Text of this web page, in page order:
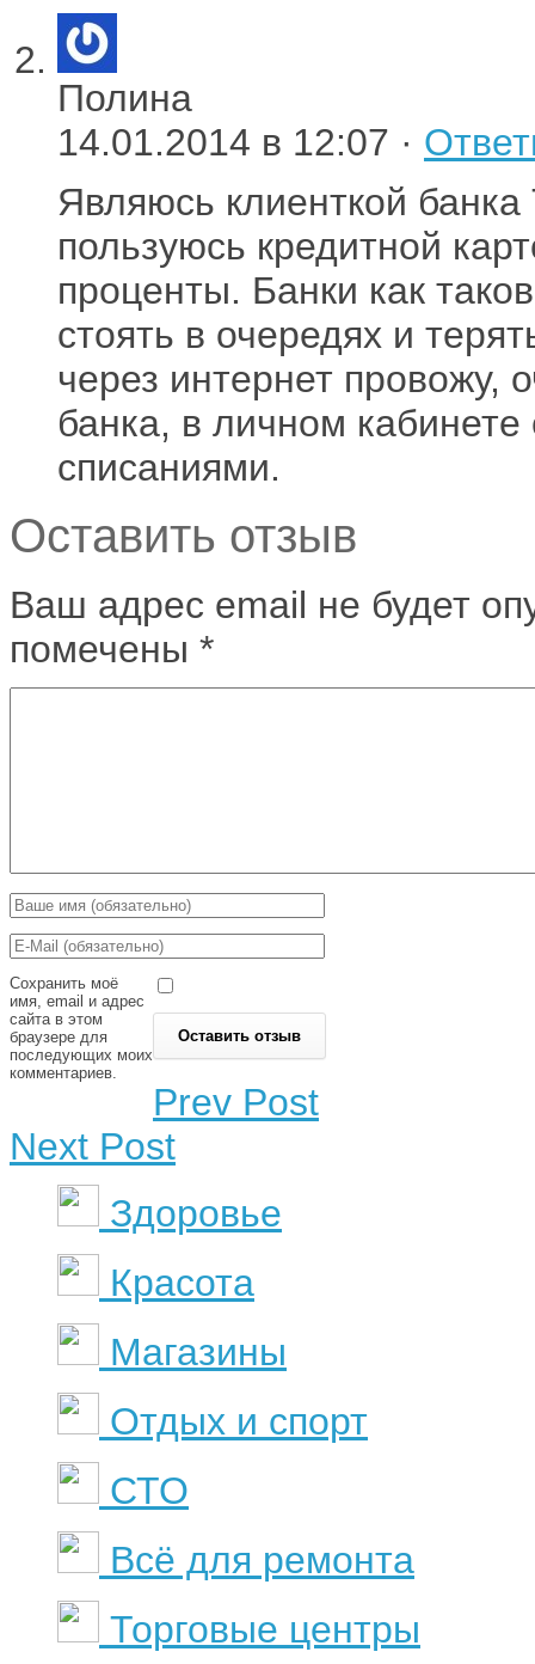
Полина
14.01.2014 в 12:07 ·
Являюсь клиенткой
пользуюсь кредитной
проценты. Банки как
стоять в очередях и
через интернет провожу,
банка, в личном
списаниями.
Оставить отзыв
Ваш адрес email не будет
помечены *
Сохранить моё
имя, email и адрес
сайта в этом
браузере для
последующих моих
комментариев.
Prev Post
Next Post
Здоровье
Красота
Магазины
Отдых и спорт
СТО
Всё для ремонта
Торговые центры